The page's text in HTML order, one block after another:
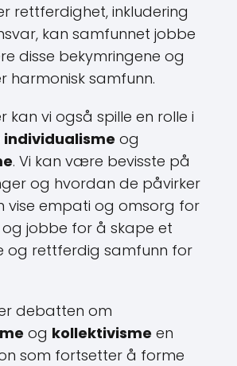
rettferdighet, inkludering
kan samfunnet jobbe
disse bekymringene og
harmonisk samfunn.
kan vi også spille en rolle i
individualisme og
. Vi kan være bevisste på
og hvordan de påvirker
vise empati og omsorg for
jobbe for å skape et
og rettferdig samfunn for
debatten om
og kollektivisme en
som fortsetter å forme